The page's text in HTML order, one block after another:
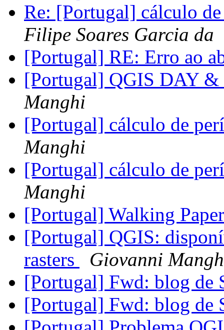
Re: [Portugal] cálculo
Filipe Soares Garcia da
[Portugal] RE: Erro ao
[Portugal] QGIS DAY
Manghi
[Portugal] cálculo de
Manghi
[Portugal] cálculo de
Manghi
[Portugal] Walking
[Portugal] QGIS:
rasters
Giovanni
[Portugal] Fwd: blog de
[Portugal] Fwd: blog de